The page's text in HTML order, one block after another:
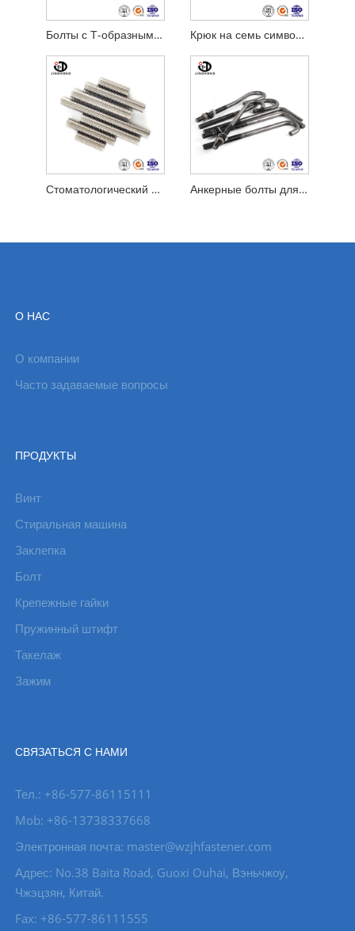
Болты с Т-образным пазом Крюк на семь символов, L-образный болт.
Стоматологический болт с полной резьбой Анкерные болты для фундамента типа L&J
О НАС
О компании
Часто задаваемые вопросы
ПРОДУКТЫ
Винт
Стиральная машина
Заклепка
Болт
Крепежные гайки
Пружинный штифт
Такелаж
Зажим
СВЯЗАТЬСЯ С НАМИ
Тел.: +86-577-86115111
Mob: +86-13738337668
Электронная почта: master@wzjhfastener.com
Адрес: No.38 Baita Road, Guoxi Ouhai, Вэньчжоу,
Чжэцзян, Китай.
Fax: +86-577-86111555